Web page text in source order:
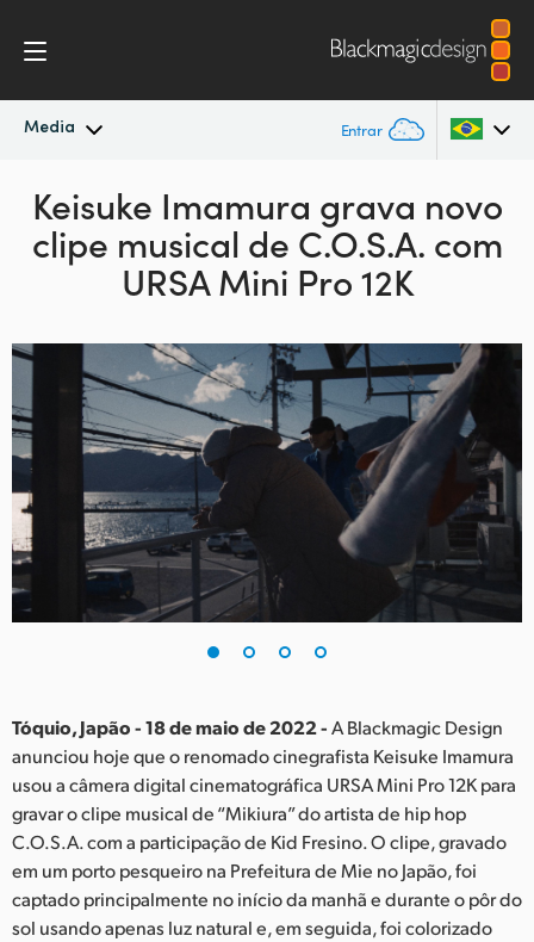
Media Entrar
Novidades
Arquivo
Argentina
Australia
Austria
Canada
China
Denmark
Finland
France
India
Italy
Japan
Korea
Keisuke Imamura grava novo
clipe musical de C.O.S.A. com
URSA Mini Pro 12K
Tóquio, Japão - 18 de maio de 2022 -A Blackmagic Design
anunciou hoje que o renomado cinegrafista Keisuke Imamura
usou a câmera digital cinematográfica URSA Mini Pro 12K para
gravar o clipe musical de “Mikiura” do artista de hip hop
C.O.S.A. com a participação de Kid Fresino. O clipe, gravado
em um porto pesqueiro na Prefeitura de Mie no Japão, foi
captado principalmente no início da manhã e durante o pôr do
sol usando apenas luz natural e, em seguida, foi colorizado